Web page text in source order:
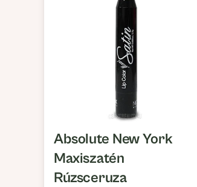
Absolute New York
Maxiszatén
Rúzsceruza